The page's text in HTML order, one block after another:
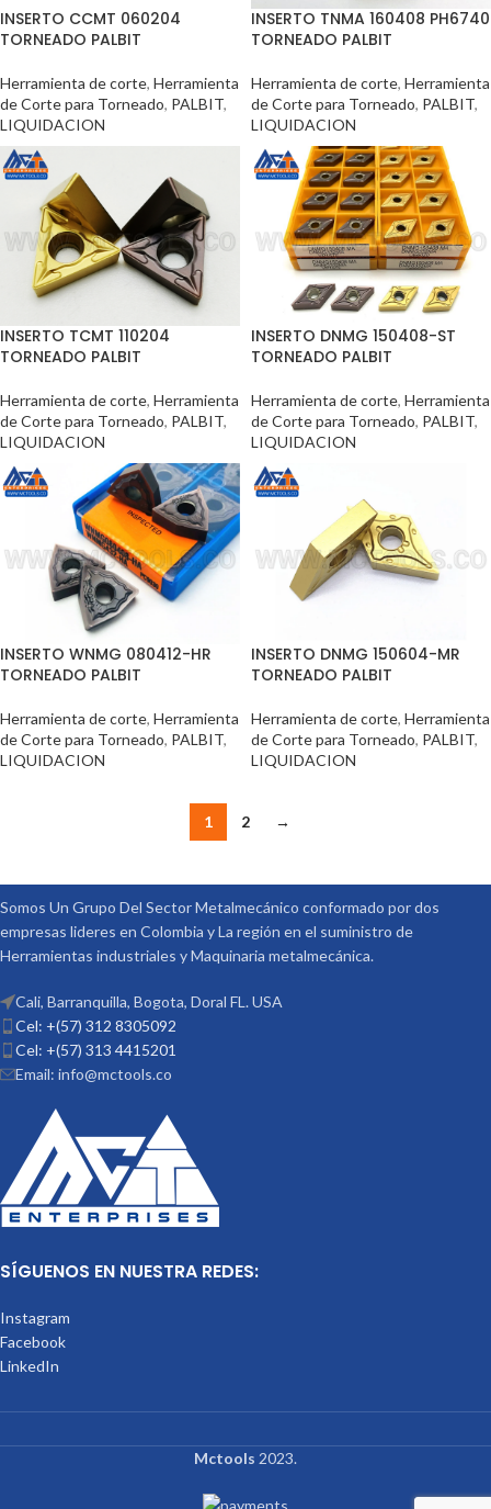
INSERTO CCMT 060204
TORNEADO PALBIT
Herramienta de corte, Herramienta
de Corte para Torneado, PALBIT,
LIQUIDACION
INSERTO TNMA 160408 PH6740
TORNEADO PALBIT
Herramienta de corte, Herramienta
de Corte para Torneado, PALBIT,
LIQUIDACION
INSERTO TCMT 110204
TORNEADO PALBIT
Herramienta de corte, Herramienta
de Corte para Torneado, PALBIT,
LIQUIDACION
INSERTO DNMG 150408-ST
TORNEADO PALBIT
Herramienta de corte, Herramienta
de Corte para Torneado, PALBIT,
LIQUIDACION
INSERTO WNMG 080412-HR
TORNEADO PALBIT
Herramienta de corte, Herramienta
de Corte para Torneado, PALBIT,
LIQUIDACION
INSERTO DNMG 150604-MR
TORNEADO PALBIT
Herramienta de corte, Herramienta
de Corte para Torneado, PALBIT,
LIQUIDACION
1 2 →
Somos Un Grupo Del Sector Metalmecánico conformado por dos
empresas lideres en Colombia y La región en el suministro de
Herramientas industriales y Maquinaria metalmecánica.
Cali, Barranquilla, Bogota, Doral FL. USA
Cel: +(57) 312 8305092
Cel: +(57) 313 4415201
Email: info@mctools.co
SÍGUENOS EN NUESTRA REDES:
Instagram
Facebook
LinkedIn
Mctools 2023.